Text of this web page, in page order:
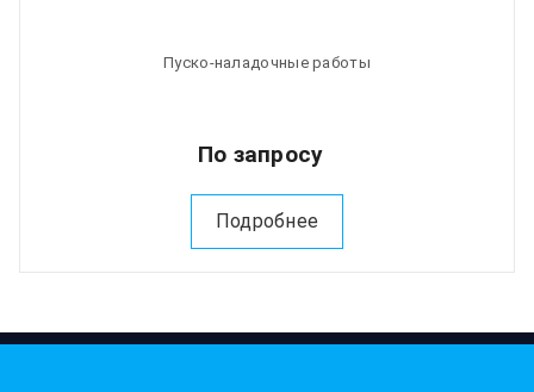
Пуско-наладочные работы
По запросу
Подробнее